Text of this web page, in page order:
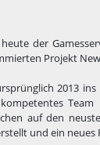
der
Projekt
2013
auf den
und ein